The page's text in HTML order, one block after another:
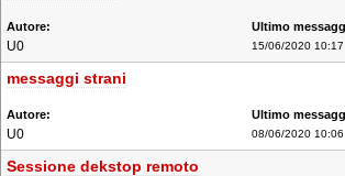
U0 15/06/2020 10:17
messaggi strani
U0 08/06/2020 10:06
Sessione dekstop remoto